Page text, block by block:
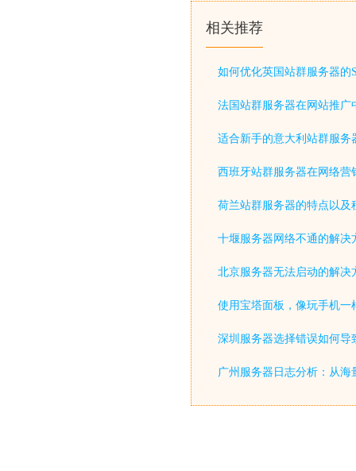
相关推荐
如何优化英国站群服务器的
法国站群服务器在网站推广
适合新手的意大利站群服务
西班牙站群服务器在网络营
荷兰站群服务器的特点以及
十堰服务器网络不通的解决
北京服务器无法启动的解决
使用宝塔面板，像玩手机一
深圳服务器选择错误如何导
广州服务器日志分析：从海